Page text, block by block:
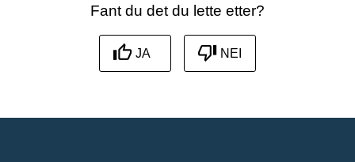
Fant du det du lette etter?
JA NEI